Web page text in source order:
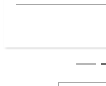
SUL NOSTRO SITO